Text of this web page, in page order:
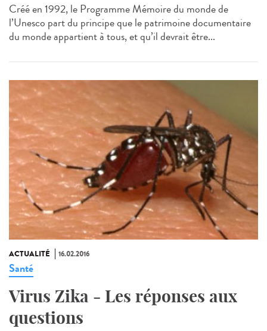
Créé en 1992, le Programme Mémoire du monde de
l’Unesco part du principe que le patrimoine documentaire
du monde appartient à tous, et qu’il devrait être...
ACTUALITÉ 16.02.2016
Santé
Virus Zika - Les réponses aux
questions